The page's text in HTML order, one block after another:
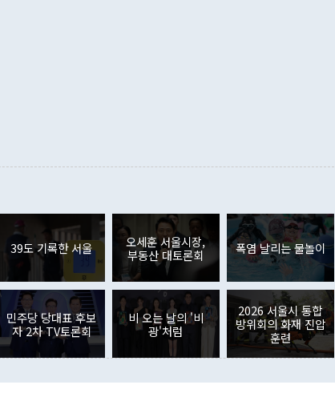
의 동력을 확보하기 위해 최선을 다할 것"이라고 말했다. 하
대로 하는 게 과연 한반도의 평화와 안정에 플러스냐, 결론적
고 사후 브리핑에서 정 장관이 언급한 '4자 회담'에 대해 "이상
블라디보스토크에서 열리는 '동방경제포럼(EEF)'을 언급하
에서 (참석을) 검토하고 있다"고 발언한 데 대해서도 조 장관
교부의 몫"이라며 "아직 거기까지 진도가 나가지 않았다"고
관이 이날 소개한 대북 구상과 설명은 정부 내 조율을 거치지
서 문제가 있다. 특히 주적 표현 대체와 국호 사용, 9·19 군
4자회담 추진 등은 통일부 장관이 결정할 사안이 아니어서 월
이 나오고 있다. 이 대통령은 정 장관의 업무보고를 듣고 난
보고에 발표했다고 승인난 건 아니다"라고 재차 확인했다. 정
통은 "정 장관의 발언 내용은 대부분 국가안전보장회의(NSC)
된 사안이 아닌 정 장관의 개인적 생각에 가깝다"며 "안보 관
이 정부의 공식 정책이 아닌 사안을 추진하겠다고 업무보고를
면전에서 '국군통수권자가 나서야 한다'고 주장한 것은 심각
했고 컴퓨터·주변기기(SSD)는 282.7% 증가했다. IT 품목
늘었으며 비IT 품목도 ▲석유제품(47.5%) ▲화공품
식재산권사용료수지는 전월 흑자에서 4억4000만달러 적자
본원소득수지는 배당소득을 중심으로 32억7000만달러 흑자
이 늘어난 데다 전월 분기배당에 따른 기저효과로 배당지급이
(369억9000만달러)을 넘어선 것이다. 직접투자에서는 내국
가 80억1000만달러, 외국인의 국내투자가 46억3000만달러
. 증권투자에서는 외국인의 국내 주식 매도세가 이어졌다. 외
주식 투자는 차익실현 매도 등의 영향으로 316억1000만달러
(-310억5000만달러)에 이어 역대 최대 순매도 기록을 다시
국인의 국내 채권투자는 세계국채지수(WGBI) 자금 유입에도
도래 영향으로 증가 폭이 줄어든 52억9000만달러를 기록했
해외 증권투자는 주식을 중심으로 35억6000만달러 증가했
39도 기록한 서울
오세훈 서울시장,
부동산 대토론회
폭염 날리는 물놀이
민주당 당대표 후보
자 2차 TV토론회
비 오는 날의 '비
광'처럼
2026 서울시 통합
방위회의 화재 진압
훈련